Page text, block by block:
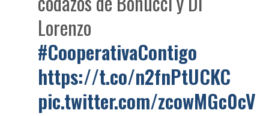
Lorenzo
#CooperativaContigo
https://t.co/n2fnPtUCKC
pic.twitter.com/zcowMGc0cV